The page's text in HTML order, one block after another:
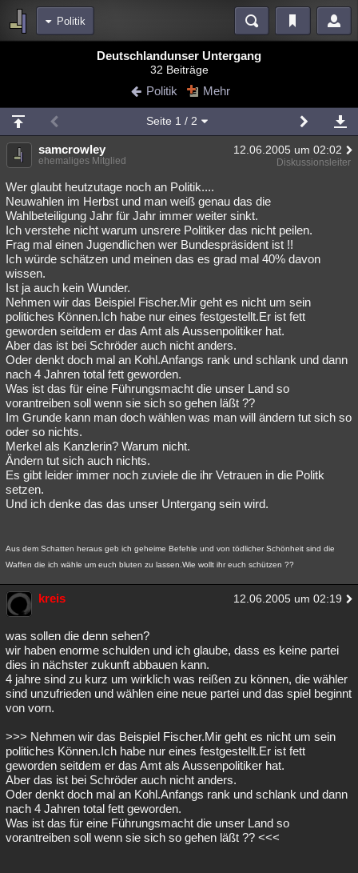
Politik
Blogs
Chat Wiki Neuigkeiten
meine Rubriken
Menschen Wissenschaft Mystery Kriminalfälle
Spiritualität Verschwörungen Technologie
Natur Umfragen Unterhaltung
weitere Rubriken
Philosophie Träume Orte Esoterik Literatur
Astronomie Helpdesk Gruppen Gaming
Musik Clash Verbesserungen Allmystery
Übersichten
Besucht Teilgenommen Alle
Lesenswert Schlüsselwörter
Deutschlandunser Untergang
32 Beiträge
Politik Mehr
Seite 1 / 2
samcrowley 12.06.2005 um 02:02
ehemaliges Mitglied Diskussionsleiter
Wer glaubt heutzutage noch an Politik....
Neuwahlen im Herbst und man weiß genau das die
Wahlbeteiligung Jahr für Jahr immer weiter sinkt.
Ich verstehe nicht warum unsrere Politiker das nicht peilen.
Frag mal einen Jugendlichen wer Bundespräsident ist !!
Ich würde schätzen und meinen das es grad mal 40% davon
wissen.
Ist ja auch kein Wunder.
Nehmen wir das Beispiel Fischer.Mir geht es nicht um sein
politiches Können.Ich habe nur eines festgestellt.Er ist fett
geworden seitdem er das Amt als Aussenpolitiker hat.
Aber das ist bei Schröder auch nicht anders.
Oder denkt doch mal an Kohl.Anfangs rank und schlank und dann
nach 4 Jahren total fett geworden.
Was ist das für eine Führungsmacht die unser Land so
vorantreiben soll wenn sie sich so gehen läßt ??
Im Grunde kann man doch wählen was man will ändern tut sich so
oder so nichts.
Merkel als Kanzlerin? Warum nicht.
Ändern tut sich auch nichts.
Es gibt leider immer noch zuviele die ihr Vetrauen in die Politk
setzen.
Und ich denke das das unser Untergang sein wird.
Aus dem Schatten heraus geb ich geheime Befehle und von tödlicher Schönheit sind die
Waffen die ich wähle um euch bluten zu lassen.Wie wollt ihr euch schützen ??
kreis 12.06.2005 um 02:19
was sollen die denn sehen?
wir haben enorme schulden und ich glaube, dass es keine partei
dies in nächster zukunft abbauen kann.
4 jahre sind zu kurz um wirklich was reißen zu können, die wähler
sind unzufrieden und wählen eine neue partei und das spiel beginnt
von vorn.
>>> Nehmen wir das Beispiel Fischer.Mir geht es nicht um sein
politiches Können.Ich habe nur eines festgestellt.Er ist fett
geworden seitdem er das Amt als Aussenpolitiker hat.
Aber das ist bei Schröder auch nicht anders.
Oder denkt doch mal an Kohl.Anfangs rank und schlank und dann
nach 4 Jahren total fett geworden.
Was ist das für eine Führungsmacht die unser Land so
vorantreiben soll wenn sie sich so gehen läßt ?? <<<